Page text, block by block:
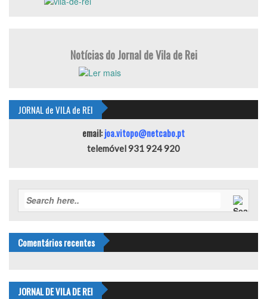
Notícias do Jornal de Vila de Rei
JORNAL de VILA de REI
email:joa.vitopo@netcabo.pt
telemóvel 931 924 920
Comentários recentes
JORNAL DE VILA DE REI